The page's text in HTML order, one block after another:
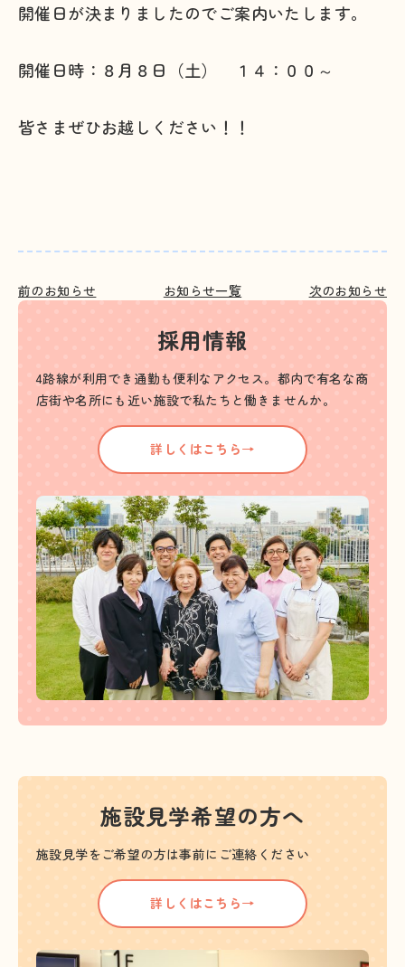
開催日が決まりましたのでご案内いたします。
開催日時：８月８日（土） １４：００～
皆さまぜひお越しください！！
前のお知らせ お知らせ一覧 次のお知らせ
採用情報
4路線が利用でき通勤も便利なアクセス。都内で有名な商
店街や名所にも近い施設で私たちと働きませんか。
詳しくはこちら→
施設見学希望の方へ
施設見学をご希望の方は事前にご連絡ください
詳しくはこちら→